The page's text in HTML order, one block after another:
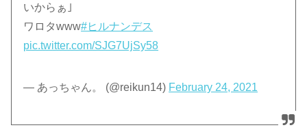
いからぁ｣
ワロタwww#ヒルナンデス
pic.twitter.com/SJG7UjSy58
— あっちゃん。 (@reikun14) February 24, 2021